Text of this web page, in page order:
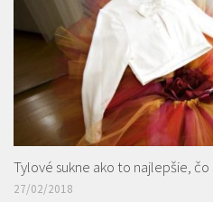
Tylové sukne ako to najlepšie,
27/02/2018